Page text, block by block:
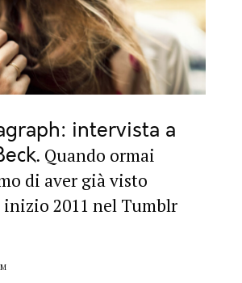
intervista a
Quando ormai
di aver già visto
2011 nel Tumblr